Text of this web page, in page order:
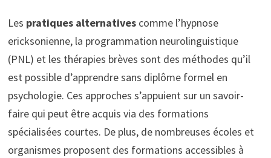
Les pratiques alternativescomme l’hypnose
ericksonienne, la programmation neurolinguistique
(PNL) et les thérapies brèves sont des méthodes qu’il
est possible d’apprendre sans diplôme formel en
psychologie. Ces approches s’appuient sur un savoir-
faire qui peut être acquis via des formations
spécialisées courtes. De plus, de nombreuses écoles et
organismes proposent des formations accessibles à